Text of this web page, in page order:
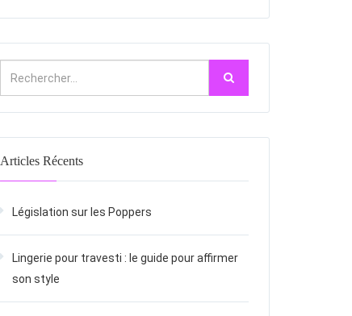
Articles Récents
Législation sur les Poppers
Lingerie pour travesti : le guide pour affirmer
son style